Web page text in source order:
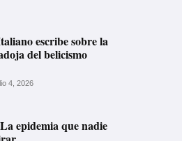
escribe sobre la
del belicismo
4, 2026
epidemia que nadie